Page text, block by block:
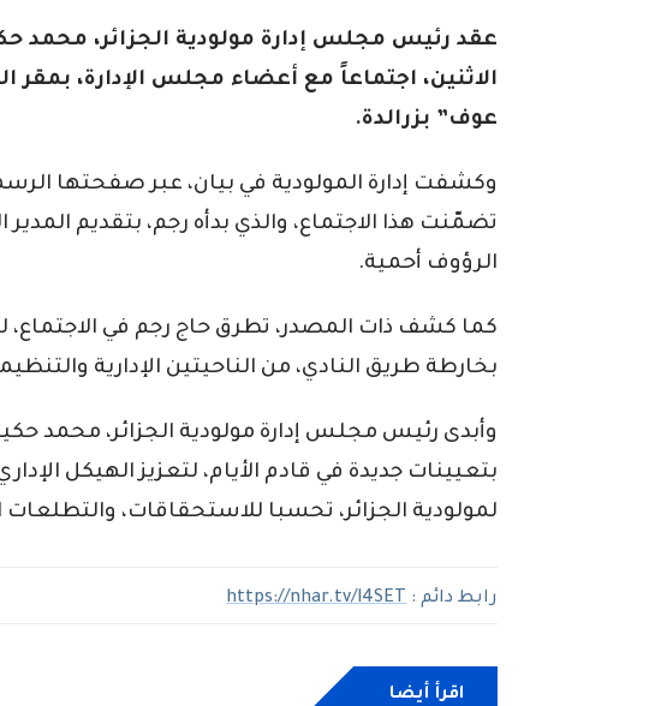
عقد رئيس مجلس إدارة مولودية الجزائر، محمد
الاثنين، اجتماعاً مع أعضاء مجلس الإدارة، بمقر
عوف” بزرالدة.
وكشفت إدارة المولودية في بيان، عبر صفحتها
تضمّنت هذا الاجتماع، والذي بدأه رجم، بتقديم المدير
الرؤوف أحمية.
كما كشف ذات المصدر، تطرق حاج رجم في الاجتماع،
بخارطة طريق النادي، من الناحيتين الإدارية
وأبدى رئيس مجلس إدارة مولودية الجزائر، محمد
بتعيينات جديدة في قادم الأيام، لتعزيز الهيكل
لمولودية الجزائر، تحسبا للاستحقاقات،
رابط دائم :https://nhar.tv/l4SET
اقرأ أيضا